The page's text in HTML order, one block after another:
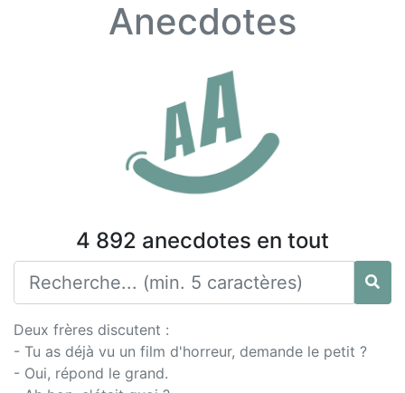
Anecdotes
4 892 anecdotes en tout
Deux frères discutent :
- Tu as déjà vu un film d'horreur, demande le petit ?
- Oui, répond le grand.